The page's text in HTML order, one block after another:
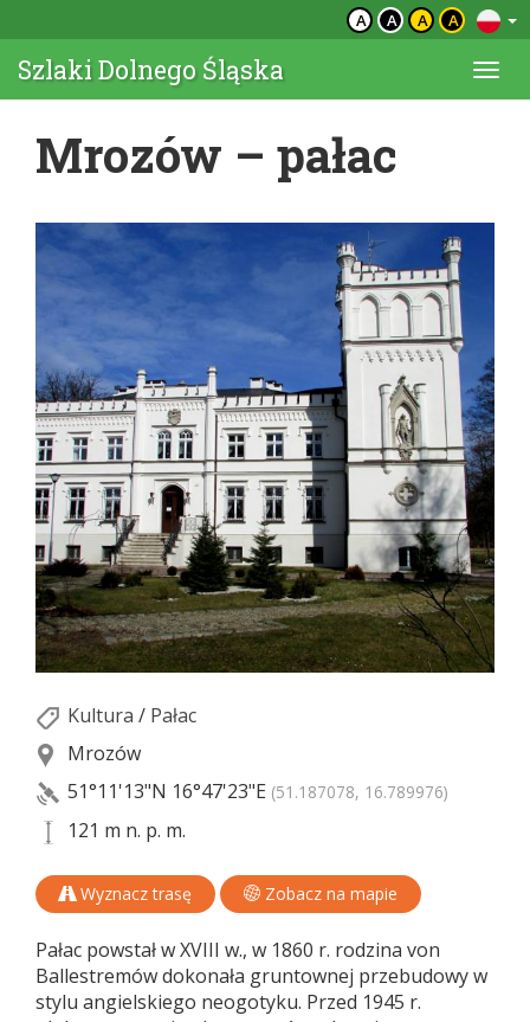
A A A A
Szlaki Dolnego Śląska
Mrozów – pałac
Kultura / Pałac
Mrozów
51°11'13"N 16°47'23"E (51.187078, 16.789976)
121 m n. p. m.
Wyznacz trasę Zobacz na mapie
Pałac powstał w XVIII w., w 1860 r. rodzina von
Ballestremów dokonała gruntownej przebudowy w
stylu angielskiego neogotyku. Przed 1945 r.